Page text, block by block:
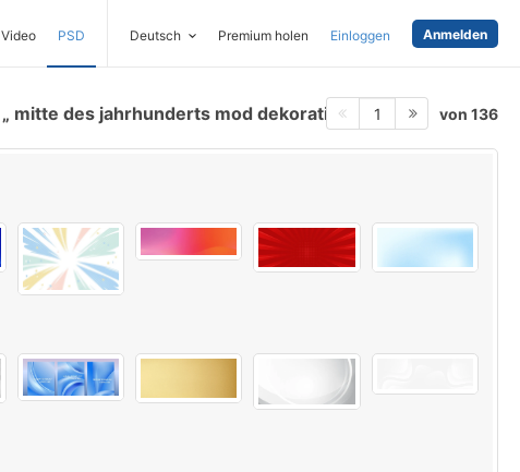
Video PSD Deutsch Premium holen Einloggen Anmelden
mitte des jahrhunderts mod dekoration 1 von 136